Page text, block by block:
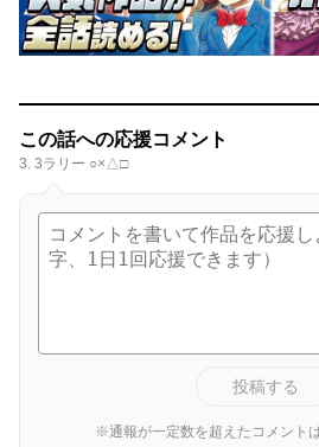
この話への応援コメント
3. 3ラリー ○×△□
投稿する
※通報が一定数を超えたコメント